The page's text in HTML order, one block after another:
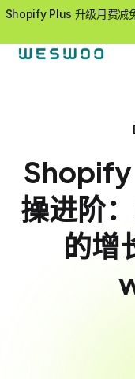
Shopify Plus 升级月费减
Shopify
操进阶
的增